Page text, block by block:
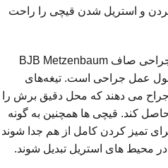
و استریل شدن قیچی را راحت
یکی از ویژگی های کلیدی قیچی جراحی صاف BJB Metzenbaum
طول عمل جراحی است. تیغه‌های
می دهند که محل دقیق برش را
کند. قیچی ها همچنین به گونه
تمیز کردن کامل از هم جدا شوند
در محیط های استریل تبدیل شوند.